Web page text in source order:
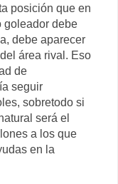
posición que en
goleador debe
debe aparecer
área rival. Eso
de
seguir
sobretodo si
será el
a los que
en la